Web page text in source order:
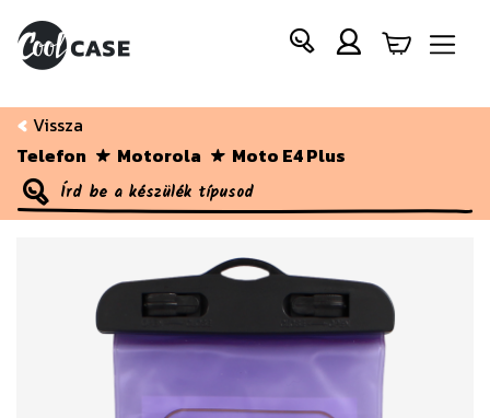
Vissza
Telefon
Motorola Moto E4 Plus